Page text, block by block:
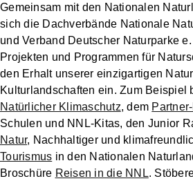
Vielfalt bewahren
Umwelt verstehen
Zukunft gestalten
Unsere Strukturen
Services
Gemeinsam mit den Nationalen
sich die Dachverbände Nationale
und Verband Deutscher Naturparke
Projekten und Programmen für
den Erhalt unserer einzigartigen
Kulturlandschaften ein. Zum Beispiel
Natürlicher Klimaschutz, dem
Schulen und NNL-Kitas, den Junior
Natur, Nachhaltiger und
Tourismus in den Nationalen
Broschüre Reisen in die NNL.